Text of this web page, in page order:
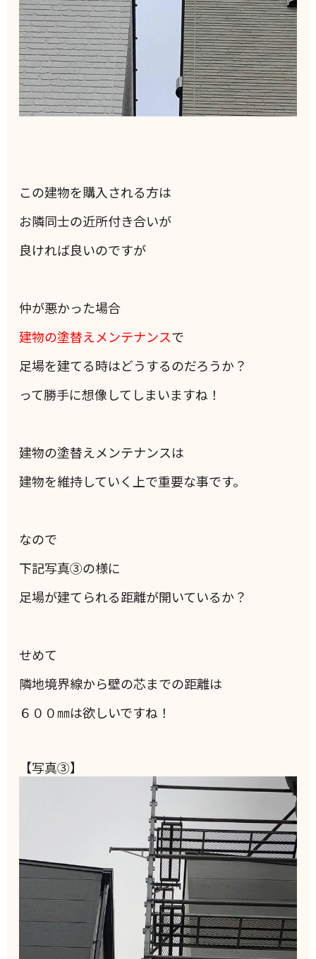
この建物を購入される方は
お隣同士の近所付き合いが
良ければ良いのですが
仲が悪かった場合
建物の塗替えメンテナンスで
足場を建てる時はどうするのだろうか？
って勝手に想像してしまいますね！
建物の塗替えメンテナンスは
建物を維持していく上で重要な事です。
なので
下記写真③の様に
足場が建てられる距離が開いているか？
せめて
隣地境界線から壁の芯までの距離は
６００㎜は欲しいですね！
【写真③】